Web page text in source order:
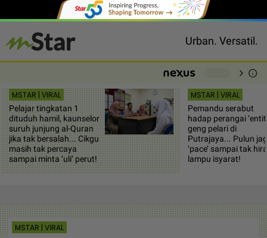
Urban. Versatil.
chevron_right info
MSTAR | VIRAL
Pelajar tingkatan 1
dituduh hamil, kaunselor
suruh junjung al-Quran
jika tak bersalah... Cikgu
masih tak percaya
sampai minta ‘uli’ perut!
MSTAR | VIRAL
Pemandu serabut
hadap perangai
geng pelari di
Putrajaya... Pulun
‘pace’ sampai tak
lampu isyarat!
MSTAR | VIRAL